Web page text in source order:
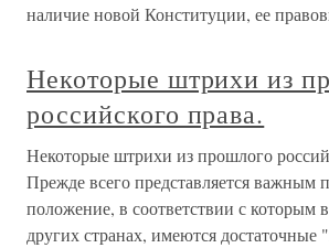
наличие новой Конституции, ее
Некоторые штрихи из
российского права.
Некоторые штрихи из прошлого
Прежде всего представляется важным
положение, в соответствии с которым
других странах, имеются достаточные